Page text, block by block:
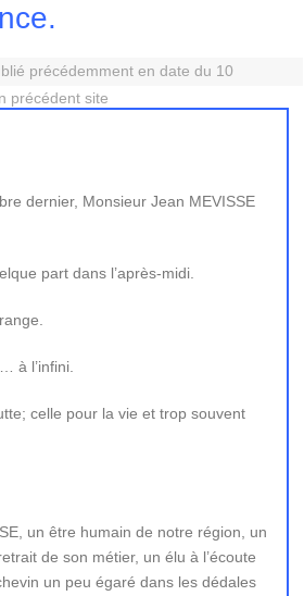
précédemment en date du 10
précédent site
dernier, Monsieur Jean MEVISSE
part dans l’après-midi.
à l’infini.
celle pour la vie et trop souvent
un être humain de notre région, un
de son métier, un élu à l’écoute
un peu égaré dans les dédales